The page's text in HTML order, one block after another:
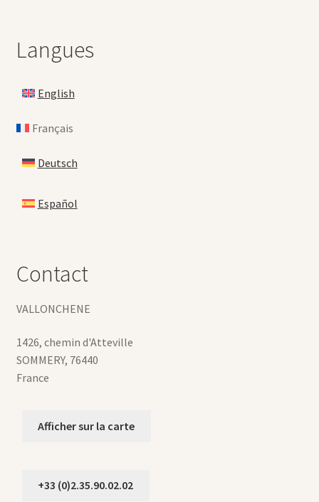
Langues
English
Français
Deutsch
Español
Contact
VALLONCHENE
1426, chemin d'Atteville
SOMMERY, 76440
France
Afficher sur la carte
+33 (0)2.35.90.02.02